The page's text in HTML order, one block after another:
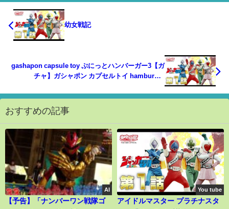
幼女戦記
gashapon capsule toy ぷにっとハンバーガー3【ガ
チャ】ガシャポン カプセルトイ hamburger
おすすめの記事
AI
【予告】「ナンバーワン戦隊ゴ
You tube
アイドルマスター プラチナスタ